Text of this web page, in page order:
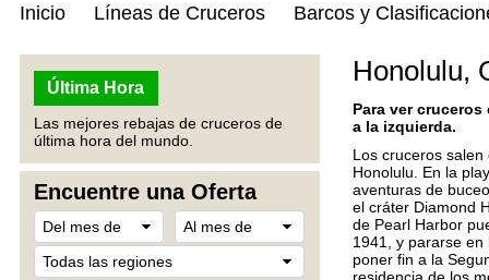
Inicio Líneas de Cruceros Barcos y
Última Hora
Las mejores rebajas de cruceros de
última hora del mundo.
Encuentre una Oferta
Honolulu,
Para ver
a la izquierda.
Los cruceros
Honolulu. En la
aventuras de
el cráter Diamond
de Pearl Harbor
1941, y pararse
poner fin a la